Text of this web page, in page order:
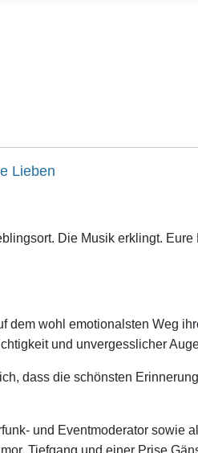
Lieben
Die Musik erklingt.
dem wohl emotionalsten Weg
und unvergesslicher
dass die schönsten
und Eventmoderator sowie